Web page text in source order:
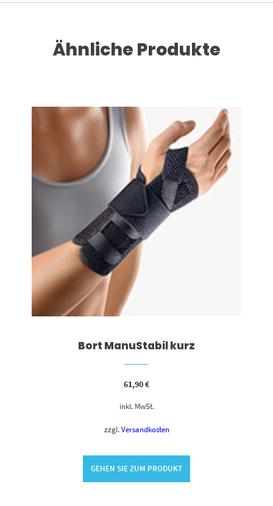
Ähnliche Produkte
Dieses Produkt weist mehrere Varianten auf. Die Optionen können auf der Produktseite gewählt werden
Bort ManuStabil kurz
61,90€
inkl. MwSt.
zzgl. Versandkosten
GEHEN SIE ZUM PRODUKT